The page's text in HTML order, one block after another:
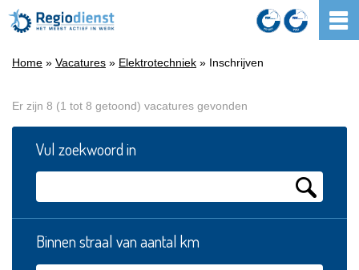
Home » Vacatures » Elektrotechniek » Inschrijven
Er zijn 8 (1 tot 8 getoond) vacatures gevonden
Vul zoekwoord in
Binnen straal van aantal km